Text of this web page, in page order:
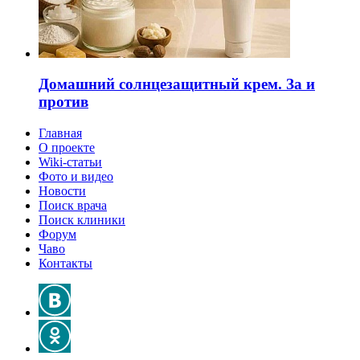
Домашний солнцезащитный крем. За и
против
Главная
О проекте
Wiki-статьи
Фото и видео
Новости
Поиск врача
Поиск клиники
Форум
Чаво
Контакты